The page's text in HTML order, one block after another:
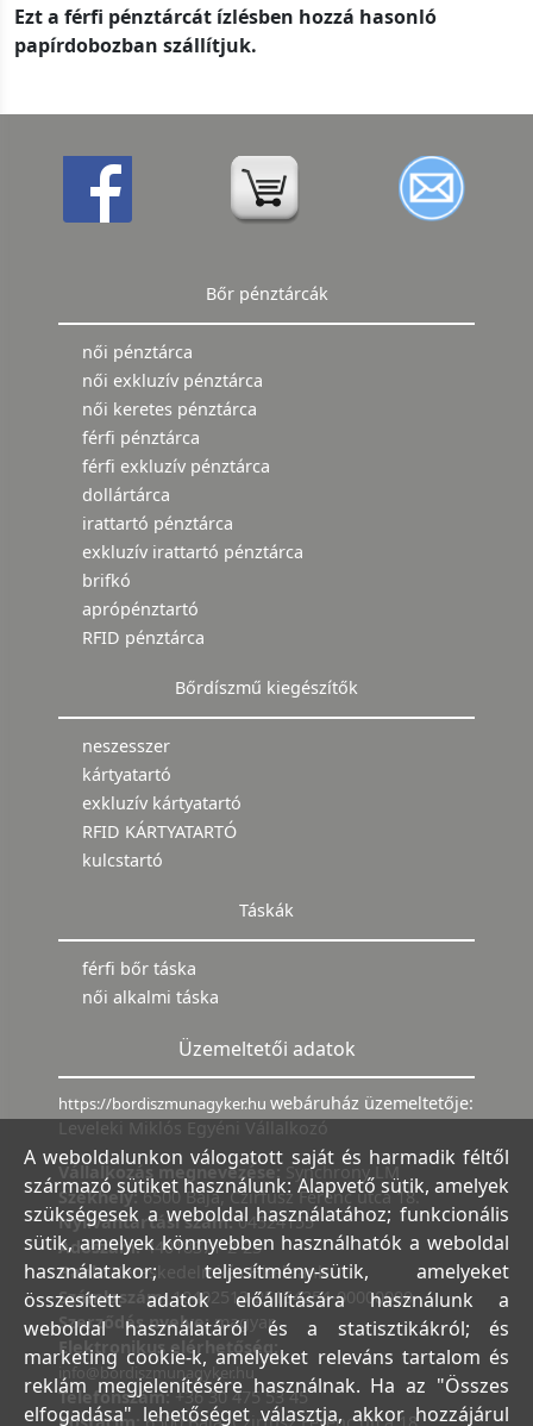
Ezt a férfi pénztárcát ízlésben hozzá hasonló
papírdobozban szállítjuk.
Bőr pénztárcák
női pénztárca
női exkluzív pénztárca
női keretes pénztárca
férfi pénztárca
férfi exkluzív pénztárca
dollártárca
irattartó pénztárca
exkluzív irattartó pénztárca
brifkó
aprópénztartó
RFID pénztárca
Bőrdíszmű kiegészítők
neszesszer
kártyatartó
exkluzív kártyatartó
RFID KÁRTYATARTÓ
kulcstartó
Táskák
férfi bőr táska
női alkalmi táska
Üzemeltetői adatok
https://bordiszmunagyker.hu webáruház üzemeltetője:
Leveleki Miklós Egyéni Vállalkozó
Vállalkozás megnevezése: Synchrony LM
Székhely:6500 Baja, Czirfusz Ferenc utca 18.
Nyilvántartási szám:04524155
Adószám:44018371-2-23
Bank:Kereskedelmi és Hitelbank
Számlaszám:10402513-25154254-00000000
Szerződés nyelve:magyar
Elektronikus elérhetőség:
info@bordiszmunagyker.hu
Telefonszám: +36 30 475 53 45
A weboldalunkon válogatott saját és harmadik féltől
származó sütiket használunk: Alapvető sütik, amelyek
szükségesek a weboldal használatához; funkcionális
sütik, amelyek könnyebben használhatók a weboldal
használatakor; teljesítmény-sütik, amelyeket
összesített adatok előállítására használunk a
weboldal használatáról és a statisztikákról; és
marketing cookie-k, amelyeket releváns tartalom és
reklám megjelenítésére használnak. Ha az "Összes
elfogadása" lehetőséget választja, akkor hozzájárul